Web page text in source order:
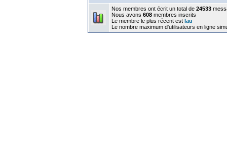
Nos membres ont écrit un total de 24533
Nous avons 608 membres inscrits
Le membre le plus récent est lau
Le nombre maximum d'utilisateurs en ligne